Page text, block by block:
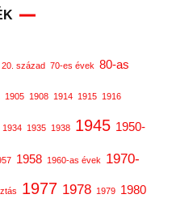
20. század 70-es évek 80-as
1905 1908 1914 1915 1916
1934 1935 1938 1945 1950-
1958 1960-as évek
1970-
1977 1978 1979 1980